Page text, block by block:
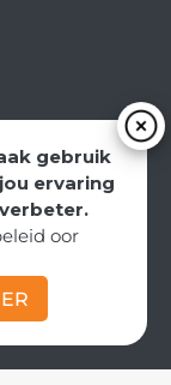
gebruik
ervaring
oor
nuus en